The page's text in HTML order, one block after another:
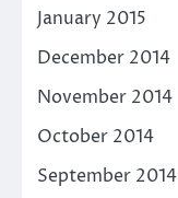
January 2015
December 2014
November 2014
October 2014
September 2014